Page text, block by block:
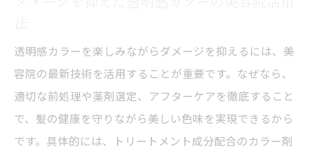
透明感カラーを楽しみながらダメージを抑えるには、美
容院の最新技術を活用することが重要です。なぜなら、
適切な前処理や薬剤選定、アフターケアを徹底すること
で、髪の健康を守りながら美しい色味を実現できるから
です。具体的には、トリートメント成分配合のカラー剤